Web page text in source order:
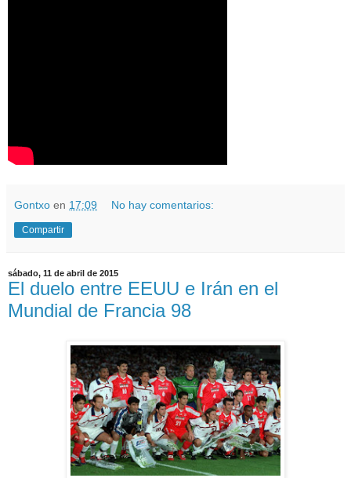
Gontxo en 17:09 No hay comentarios:
Compartir
sábado, 11 de abril de 2015
El duelo entre EEUU e Irán en el
Mundial de Francia 98